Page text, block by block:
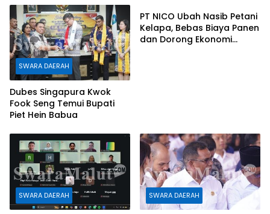
r
SWARA DAERAH
Dubes Singapura Kwok
Fook Seng Temui Bupati
Piet Hein Babua
PT NICO Ubah Nasib Petani
Kelapa, Bebas Biaya Panen
dan Dorong Ekonomi
SWARA DAERAH SWARA DAERAH